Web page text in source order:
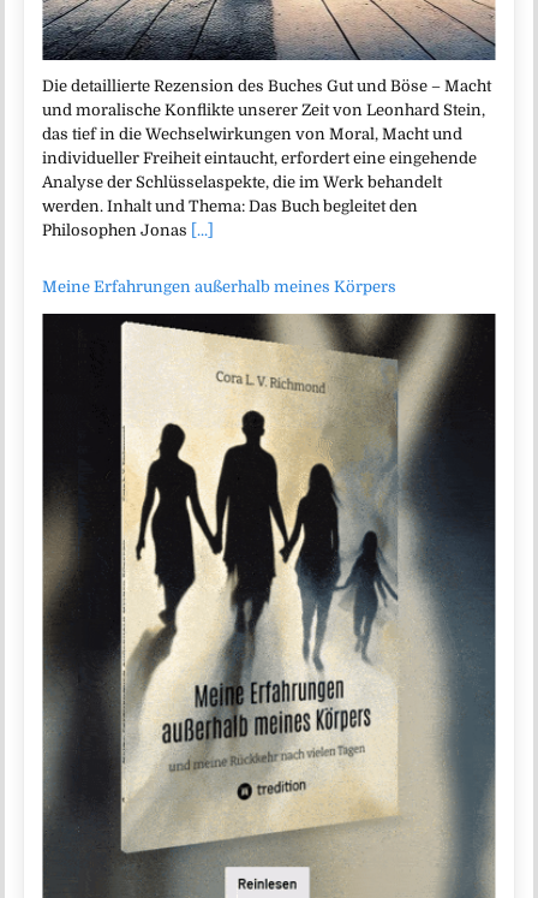
Die detaillierte Rezension des Buches Gut und Böse – Macht
und moralische Konflikte unserer Zeit von Leonhard Stein,
das tief in die Wechselwirkungen von Moral, Macht und
individueller Freiheit eintaucht, erfordert eine eingehende
Analyse der Schlüsselaspekte, die im Werk behandelt
werden. Inhalt und Thema: Das Buch begleitet den
Philosophen Jonas [...]
Meine Erfahrungen außerhalb meines Körpers